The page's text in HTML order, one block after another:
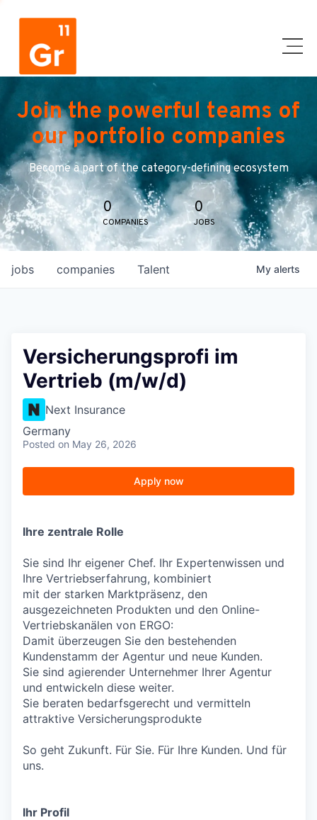
Join the powerful teams of
our portfolio companies
Become a part of the category-defining ecosystem
0
COMPANIES
0
JOBS
jobs companies Talent My alerts
Versicherungsprofi im
Vertrieb (m/w/d)
Next Insurance
Germany
Posted on May 26, 2026
Apply now
Ihre zentrale Rolle
Sie sind Ihr eigener Chef. Ihr Expertenwissen und
Ihre Vertriebserfahrung, kombiniert
mit der starken Marktpräsenz, den
ausgezeichneten Produkten und den Online-
Vertriebskanälen von ERGO:
Damit überzeugen Sie den bestehenden
Kundenstamm der Agentur und neue Kunden.
Sie sind agierender Unternehmer Ihrer Agentur
und entwickeln diese weiter.
Sie beraten bedarfsgerecht und vermitteln
attraktive Versicherungsprodukte
So geht Zukunft. Für Sie. Für Ihre Kunden. Und für
uns.
Ihr Profil